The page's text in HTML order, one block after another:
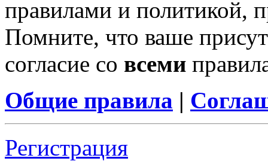
правилами и политикой,
Помните, что ваше
согласие со всеми
Общие правила |
Регистрация